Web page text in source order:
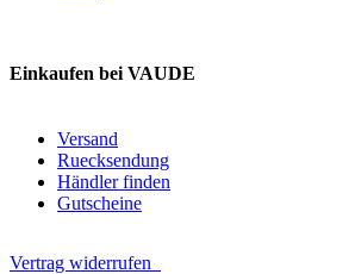
Einkaufen bei VAUDE
Versand
Ruecksendung
Händler finden
Gutscheine
Vertrag widerrufen